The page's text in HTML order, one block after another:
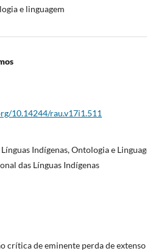
e linguagem
10.14244/rau.v17i1.511
Línguas Indígenas, Ontologia e
das Línguas Indígenas
crítica de eminente perda de